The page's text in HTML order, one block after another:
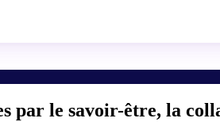
par le savoir-être, la